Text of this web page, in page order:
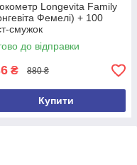
Longevita Family
Фемелі) + 100
смужок
до відправки
₴ 880 ₴
Купити